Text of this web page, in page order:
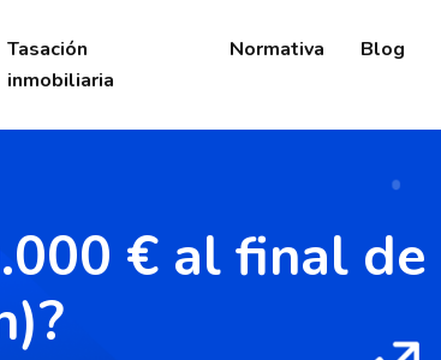
Tasación
inmobiliaria
Normativa Blog
€ al final de